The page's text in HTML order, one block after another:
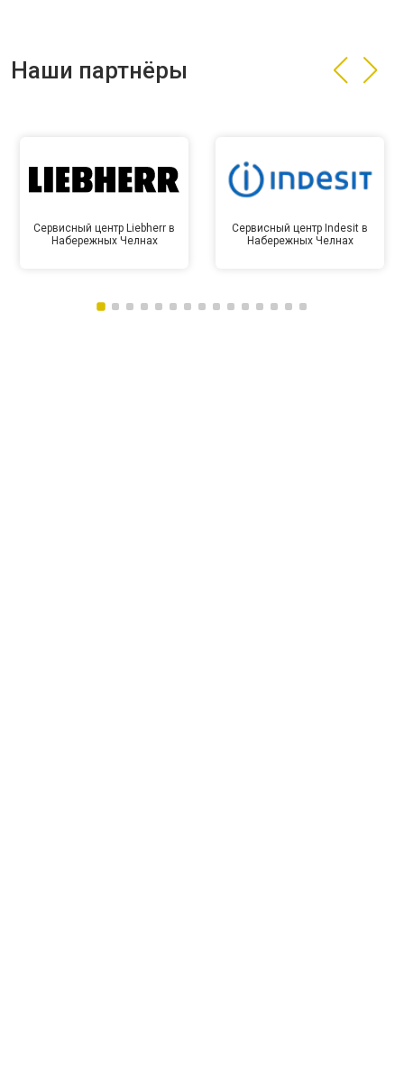
Наши партнёры
Сервисный центр Liebherr в
Набережных Челнах
Сервисный центр Indesit в
Набережных Челнах